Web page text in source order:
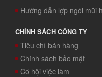
Hướng dẫn lợp ngói mũi
CHÍNH SÁCH CÔNG TY
Tiêu chí bán hàng
Chính sách bảo mật
Cơ hội việc làm